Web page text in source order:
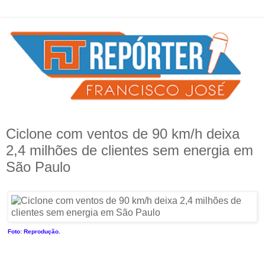
Ciclone com ventos de 90 km/h deixa
2,4 milhões de clientes sem energia em
São Paulo
Foto: Reprodução.